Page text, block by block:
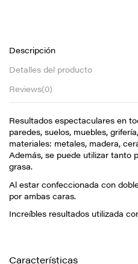
Descripción
Detalles del producto
Reviews(0)
Resultados espectaculares en
paredes, suelos, muebles,
materiales: metales, madera,
Además, se puede utilizar tanto
grasa.
Al estar confeccionada con
por ambas caras.
Increíbles resultados utilizada
Características